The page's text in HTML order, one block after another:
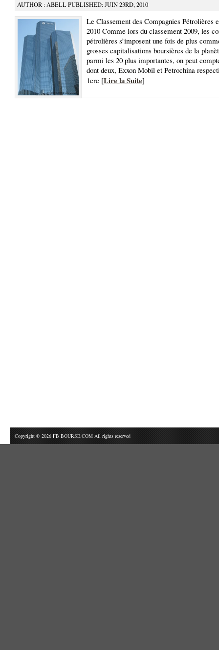
AUTHOR : ABELL PUBLISHED: JUIN 23RD, 2010
Le Classement des Compagnies Pétrolières
2010 Comme lors du classement 2009, les
pétrolières s’imposent une fois de plus
grosses capitalisations boursières de la
parmi les 20 plus importantes, on peut
dont deux, Exxon Mobil et Petrochina
1ere [Lire la Suite]
Copyright © 2026 FB BOURSE.COM All rights reserved